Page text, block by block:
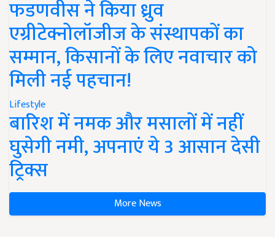
फडणवीस ने किया ध्रुव
एग्रीटेक्नोलॉजीज के संस्थापकों का
सम्मान, किसानों के लिए नवाचार को
मिली नई पहचान!
Lifestyle
बारिश में नमक और मसालों में नहीं
घुसेगी नमी, अपनाएं ये 3 आसान देसी
ट्रिक्स
More News